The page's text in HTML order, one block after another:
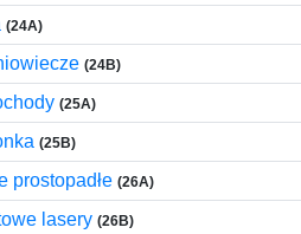
(24A)
(24B)
(25A)
(25B)
prostopadłe (26A)
lasery (26B)